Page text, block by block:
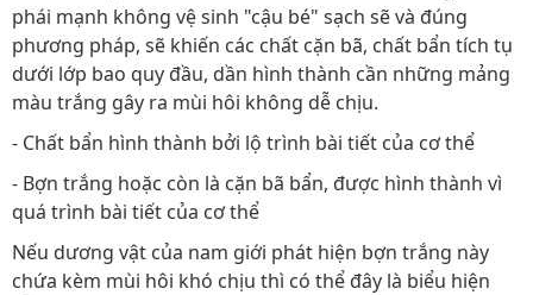
phái mạnh không vệ sinh "cậu bé" sạch sẽ và đúng
phương pháp, sẽ khiến các chất cặn bã, chất bẩn tích tụ
dưới lớp bao quy đầu, dần hình thành cần những mảng
màu trắng gây ra mùi hôi không dễ chịu.
- Chất bẩn hình thành bởi lộ trình bài tiết của cơ thể
- Bợn trắng hoặc còn là cặn bã bẩn, được hình thành vì
quá trình bài tiết của cơ thể
Nếu dương vật của nam giới phát hiện bợn trắng này
chứa kèm mùi hôi khó chịu thì có thể đây là biểu hiện